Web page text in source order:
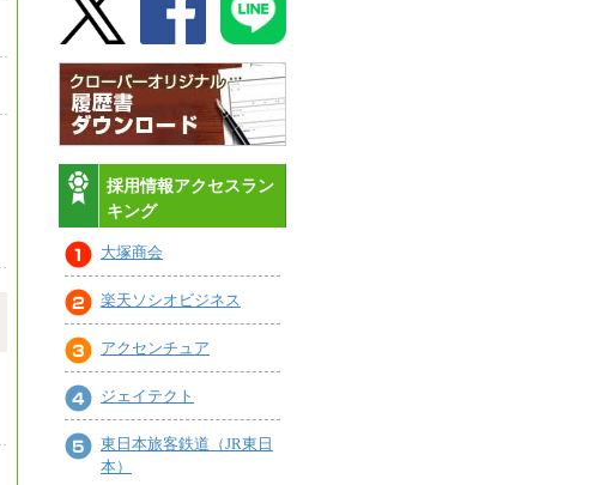
採用情報アクセスラン
キング
大塚商会
楽天ソシオビジネス
アクセンチュア
ジェイテクト
東日本旅客鉄道（JR東日
本）